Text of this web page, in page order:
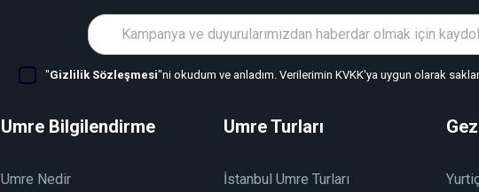
"Gizlilik Sözleşmesi"ni okudum ve anladım. Verilerimin KVKK'ya uygun olarak
Umre Bilgilendirme
Umre Nedir
Umre Turları
İstanbul Umre Turları